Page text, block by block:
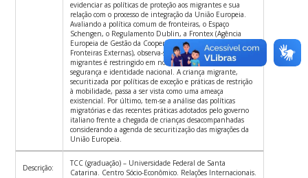
evidenciar as políticas de proteção aos migrantes e sua
relação com o processo de integração da União Europeia.
Avaliando a política comum de fronteiras, o Espaço
Schengen, o Regulamento Dublin, a Frontex (Agência
Europeia de Gestão da Cooperação Operacional nas
Fronteiras Externas), observa-se que o livre movimento dos
migrantes é restringido em nome de um discurso de
segurança e identidade nacional. A criança migrante,
securitizada por políticas de exceção e práticas de restrição
à mobilidade, passa a ser vista como uma ameaça
existencial. Por último, tem-se a análise das políticas
migratórias e das recentes práticas adotados pelo governo
italiano frente a chegada de crianças desacompanhadas
considerando a agenda de securitização das migrações da
União Europeia.
Descrição:
TCC (graduação) – Universidade Federal de Santa
Catarina. Centro Sócio-Econômico. Relações Internacionais.